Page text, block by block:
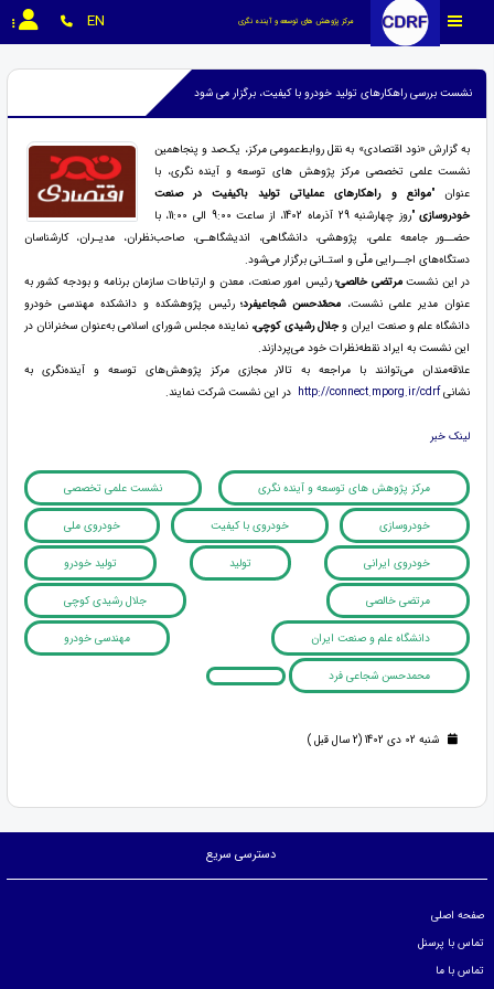
مرکز پژوهش های توسعه و آینده نگری EN
نشست بررسی راهکارهای تولید خودرو با کیفیت، برگزار می شود
به گزارش «نود اقتصادی» به نقل روابط‌عمومی مرکز، یک‌صد و پنجاهمین
نشست علمی تخصصی مرکز پژوهش های توسعه و آینده نگری، با
عنوان"موانع و راهکارهای عملیاتی تولید باکیفیت در صنعت
خودروسازی "
روز چهار‌شنبه 29 آذرماه 1402، از ساعت 9:00 الی 11:00، با
حضــور جامعه علمی، پژوهشی، دانشگاهی، اندیشگاهـی، صاحب‌نظران، مدیـران، کارشناسان
دستگاه‌های اجــرایی ملّی و استـانی برگزار می‌شود.
در این نشستمرتضی خالصی؛رئیس امور صنعت، معدن و ارتباطات سازمان برنامه و بودجه کشور به
عنوان مدیر علمی نشست، محمّدحسن شجاعی­فرد؛رئیس پژوهشکده و دانشکده مهندسی خودرو
دانشگاه علم و صنعت ایران وجلال رشیدی کوچی، نماینده مجلس شورای اسلامی به‌عنوان سخنرانان در
این نشست به ایراد نقطه‌نظرات خود می‌پردازند.
علاقه‌مندان می‌توانند با مراجعه به تالار مجازی مرکز پژوهش‌های توسعه و آینده‌نگری به
نشانی http://connect.mporg.ir/cdrf در این نشست شرکت نمایند.
لینک خبر
مرکز پژوهش های توسعه و آینده نگری نشست علمی تخصصی
خودروسازی خودروی با کیفیت خودروی ملی
خودروی ایرانی تولید تولید خودرو
مرتضی خالصی جلال رشیدی کوچی
دانشگاه علم و صنعت ایران مهندسی خودرو
محمدحسن شجاعی فرد
شنبه 02 دی 1402 (2 سال قبل )
دسترسی سریع
صفحه اصلی
تماس با پرسنل
تماس با ما